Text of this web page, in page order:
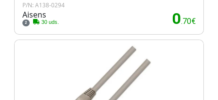
P/N: A138-0294
Aisens
2 30 uds. 0.70€